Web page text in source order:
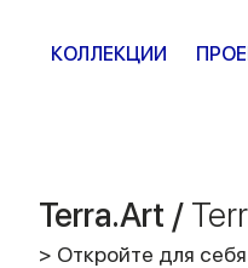
КОЛЛЕКЦИИ
Terra.Art /
> Откройте для